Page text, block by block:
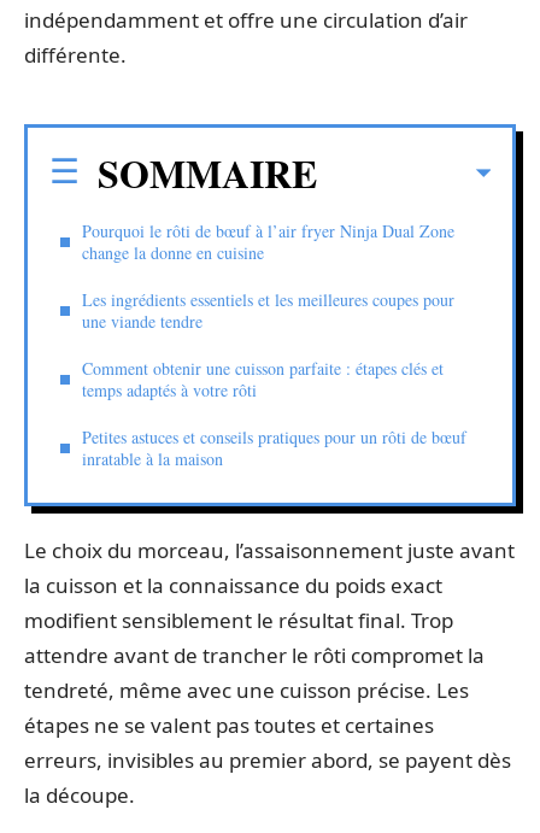
indépendamment et offre une circulation d’air
différente.
SOMMAIRE
Pourquoi le rôti de bœuf à l’air fryer Ninja Dual Zone
change la donne en cuisine
Les ingrédients essentiels et les meilleures coupes pour
une viande tendre
Comment obtenir une cuisson parfaite : étapes clés et
temps adaptés à votre rôti
Petites astuces et conseils pratiques pour un rôti de bœuf
inratable à la maison
Le choix du morceau, l’assaisonnement juste avant
la cuisson et la connaissance du poids exact
modifient sensiblement le résultat final. Trop
attendre avant de trancher le rôti compromet la
tendreté, même avec une cuisson précise. Les
étapes ne se valent pas toutes et certaines
erreurs, invisibles au premier abord, se payent dès
la découpe.